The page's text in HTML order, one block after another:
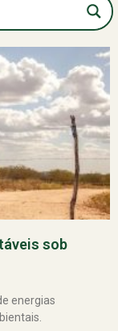
sob
energias